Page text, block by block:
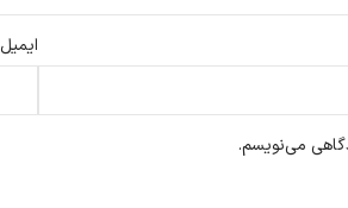
ایمیل
می‌نویسم.